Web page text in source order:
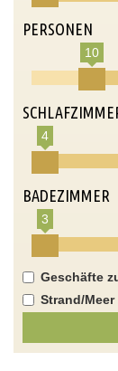
PERSONEN
10
4
BADEZIMMER
3
Geschäfte
Strand/